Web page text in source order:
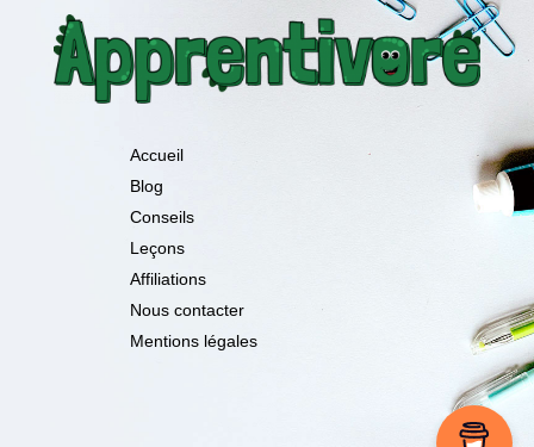
Accueil
Blog
Conseils
Leçons
Affiliations
Nous contacter
Mentions légales